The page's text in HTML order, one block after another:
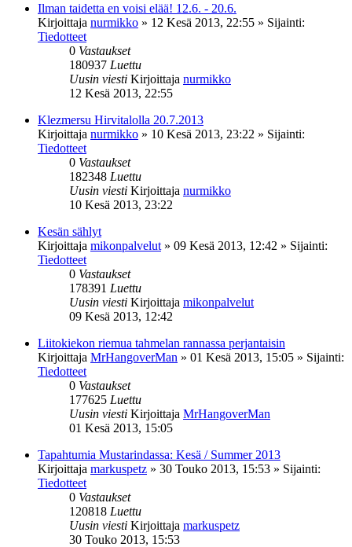
Ilman taidetta en voisi elää! 12.6. - 20.6.
Kirjoittaja nurmikko » 12 Kesä 2013, 22:55 » Sijainti:
Tiedotteet
0 Vastaukset
180937 Luettu
Uusin viesti Kirjoittaja nurmikko
12 Kesä 2013, 22:55
Klezmersu Hirvitalolla 20.7.2013
Kirjoittaja nurmikko » 10 Kesä 2013, 23:22 » Sijainti:
Tiedotteet
0 Vastaukset
182348 Luettu
Uusin viesti Kirjoittaja nurmikko
10 Kesä 2013, 23:22
Kesän sählyt
Kirjoittaja mikonpalvelut » 09 Kesä 2013, 12:42 » Sijainti:
Tiedotteet
0 Vastaukset
178391 Luettu
Uusin viesti Kirjoittaja mikonpalvelut
09 Kesä 2013, 12:42
Liitokiekon riemua tahmelan rannassa perjantaisin
Kirjoittaja MrHangoverMan » 01 Kesä 2013, 15:05 » Sijainti:
Tiedotteet
0 Vastaukset
177625 Luettu
Uusin viesti Kirjoittaja MrHangoverMan
01 Kesä 2013, 15:05
Tapahtumia Mustarindassa: Kesä / Summer 2013
Kirjoittaja markuspetz » 30 Touko 2013, 15:53 » Sijainti:
Tiedotteet
0 Vastaukset
120818 Luettu
Uusin viesti Kirjoittaja markuspetz
30 Touko 2013, 15:53